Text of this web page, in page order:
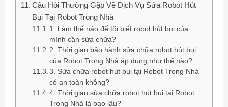
Câu Hỏi Thường Gặp Về Dịch Vụ Sửa Robot Hút
Bụi Tại Robot Trong Nhà
1. Làm thế nào để tôi biết robot hút bụi của
mình cần sửa chữa?
2. Thời gian bảo hành sửa chữa robot hút bụi
của Robot Trong Nhà áp dụng như thế nào?
3. Sửa chữa robot hút bụi tại Robot Trong Nhà
có an toàn không?
4. Thời gian sửa chữa robot hút bụi tại Robot
Trong Nhà là bao lâu?